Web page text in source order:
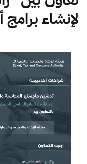
بحث بحث AI
اقتراحات
الزكاة الجمارك
الإقرار الضريبي
لإنشاء برامج